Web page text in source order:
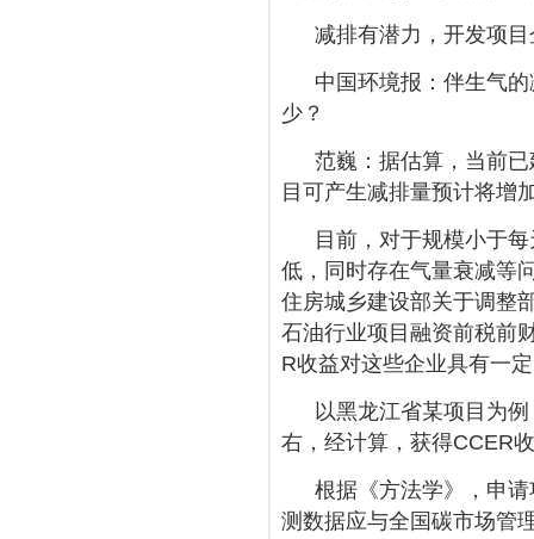
减排有潜力，开发项
中国环境报：伴生气
少？
范巍：据估算，当前
目可产生减排量预计将增
目前，对于规模小于
低，同时存在气量衰减等
住房城乡建设部关于调整
石油行业项目融资前税前
R收益对这些企业具有一
以黑龙江省某项目为
右，经计算，获得CCER
根据《方法学》，申
测数据应与全国碳市场管